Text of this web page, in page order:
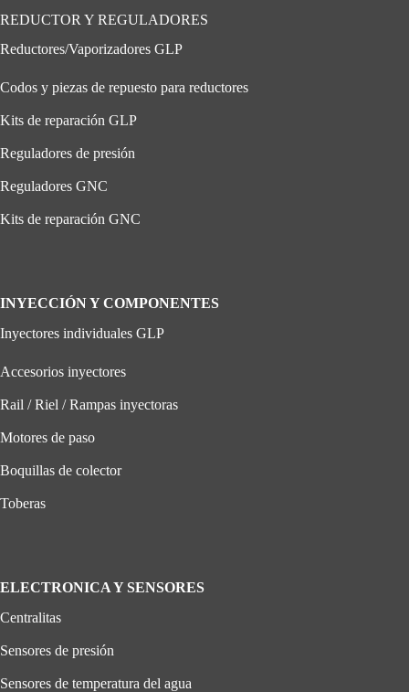
REDUCTOR Y REGULADORES
Reductores/Vaporizadores GLP
Codos y piezas de repuesto para reductores
Kits de reparación GLP
Reguladores de presión
Reguladores GNC
Kits de reparación GNC
INYECCIÓN Y COMPONENTES
Inyectores individuales GLP
Accesorios inyectores
Rail / Riel / Rampas inyectoras
Motores de paso
Boquillas de colector
Toberas
ELECTRONICA Y SENSORES
Centralitas
Sensores de presión
Sensores de temperatura del agua